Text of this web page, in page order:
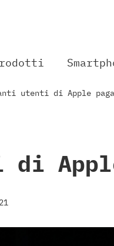
utenti di Apple